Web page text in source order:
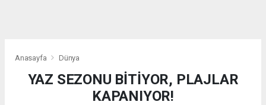
Anasayfa Dünya
YAZ SEZONU BİTİYOR, PLAJLAR
KAPANIYOR!